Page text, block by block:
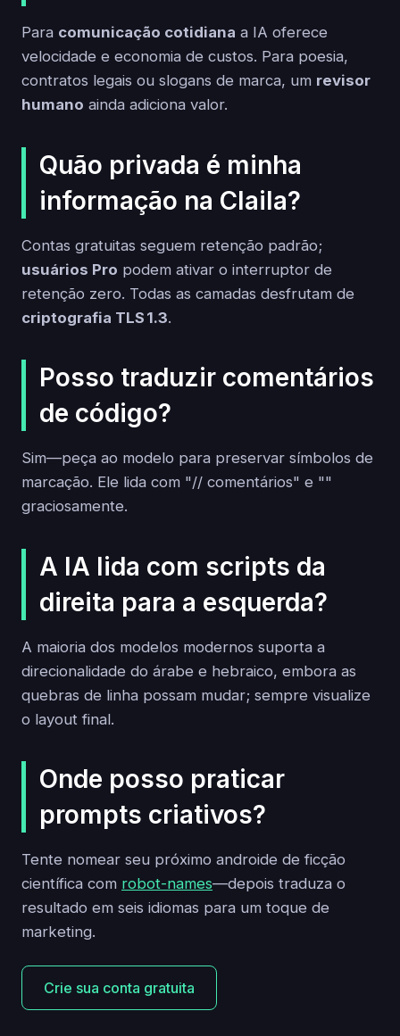
Para comunicação cotidiana a IA oferece
velocidade e economia de custos. Para poesia,
contratos legais ou slogans de marca, um revisor
humano ainda adiciona valor.
Quão privada é minha
informação na Claila?
Contas gratuitas seguem retenção padrão;
usuários Pro podem ativar o interruptor de
retenção zero. Todas as camadas desfrutam de
criptografia TLS 1.3.
Posso traduzir comentários
de código?
Sim—peça ao modelo para preservar símbolos de
marcação. Ele lida com "// comentários" e ""
graciosamente.
A IA lida com scripts da
direita para a esquerda?
A maioria dos modelos modernos suporta a
direcionalidade do árabe e hebraico, embora as
quebras de linha possam mudar; sempre visualize
o layout final.
Onde posso praticar
prompts criativos?
Tente nomear seu próximo androide de ficção
científica com robot-names—depois traduza o
resultado em seis idiomas para um toque de
marketing.
Crie sua conta gratuita